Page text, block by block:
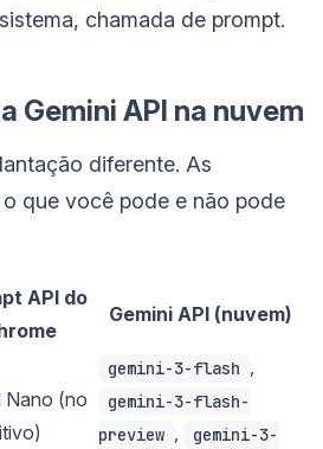
chamada de prompt.
Gemini API na nuvem
diferente. As
que você pode e não pode
API do
Gemini API (nuvem)
Nano (no
gemini-3-flash ,
gemini-3-flash-
preview ,
gemini-3-